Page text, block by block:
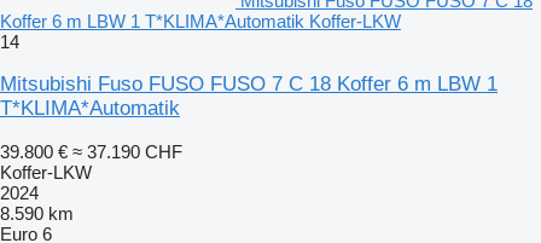
Koffer 6 m LBW 1 T*KLIMA*Automatik Koffer-LKW
14
Mitsubishi Fuso FUSO FUSO 7 C 18 Koffer 6 m LBW 1
T*KLIMA*Automatik
39.800 € ≈ 37.190 CHF
Koffer-LKW
2024
8.590 km
Euro 6